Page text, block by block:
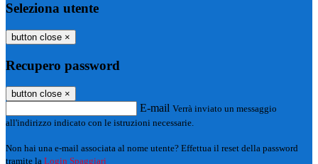
Seleziona utente
button close ×
Recupero password
button close ×
E-mail Verrà inviato un messaggio
all'indirizzo indicato con le istruzioni necessarie.
Non hai una e-mail associata al nome utente? Effettua il reset della password
tramite la Login Spaggiari